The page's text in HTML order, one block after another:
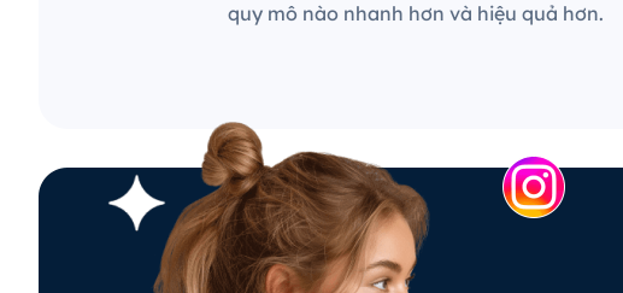
quy mô nào nhanh hơn và hiệu quả hơn.